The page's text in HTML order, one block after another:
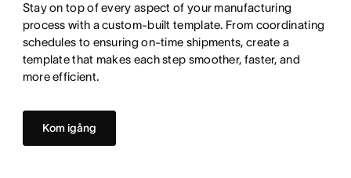
Stay on top of every aspect of your manufacturing
process with a custom-built template. From coordinating
schedules to ensuring on-time shipments, create a
template that makes each step smoother, faster, and
more efficient.
Kom igång